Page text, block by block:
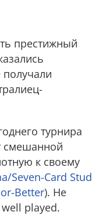
престижный
турнира
смешанной
к своему
Seven-Card Stud
Better). Не
played.